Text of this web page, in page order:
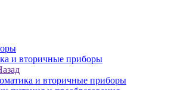
и вторичные приборы
и вторичные приборы